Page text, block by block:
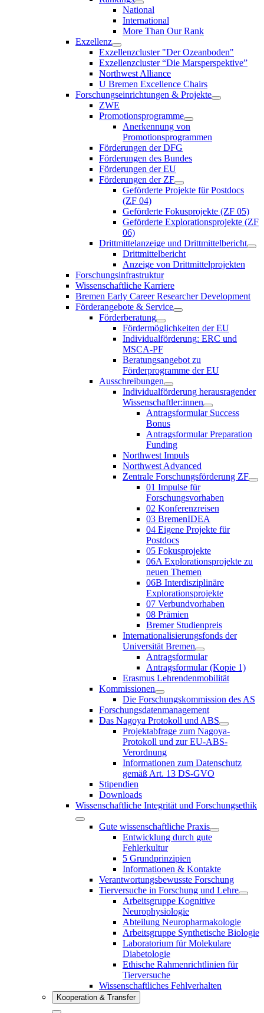
National
International
More Than Our Rank
Exzellenz
Exzellenzcluster "Der Ozeanboden"
Exzellenzcluster “Die Marsperspektive”
Northwest Alliance
U Bremen Excellence Chairs
Forschungseinrichtungen & Projekte
ZWE
Promotionsprogramme
Anerkennung von
Promotionsprogrammen
Förderungen der DFG
Förderungen des Bundes
Förderungen der EU
Förderungen der ZF
Geförderte Projekte für Postdocs
(ZF 04)
Geförderte Fokusprojekte (ZF 05)
Geförderte Explorationsprojekte (ZF
06)
Drittmittelanzeige und Drittmittelbericht
Drittmittelbericht
Anzeige von Drittmittelprojekten
Forschungsinfrastruktur
Wissenschaftliche Karriere
Bremen Early Career Researcher Development
Förderangebote & Service
Förderberatung
Fördermöglichkeiten der EU
Individualförderung: ERC und
MSCA-PF
Beratungsangebot zu
Förderprogramme der EU
Ausschreibungen
Individualförderung herausragender
Wissenschaftler:innen
Antragsformular Success
Bonus
Antragsformular Preparation
Funding
Northwest Impuls
Northwest Advanced
Zentrale Forschungsförderung ZF
01 Impulse für
Forschungsvorhaben
02 Konferenzreisen
03 BremenIDEA
04 Eigene Projekte für
Postdocs
05 Fokusprojekte
06A Explorationsprojekte zu
neuen Themen
06B Interdisziplinäre
Explorationsprojekte
07 Verbundvorhaben
08 Prämien
Bremer Studienpreis
Internationalisierungsfonds der
Universität Bremen
Antragsformular
Antragsformular (Kopie 1)
Erasmus Lehrendenmobilität
Kommissionen
Die Forschungskommission des AS
Forschungsdatenmanagement
Das Nagoya Protokoll und ABS
Projektabfrage zum Nagoya-
Protokoll und zur EU-ABS-
Verordnung
Informationen zum Datenschutz
gemäß Art. 13 DS-GVO
Stipendien
Downloads
Wissenschaftliche Integrität und Forschungsethik
Gute wissenschaftliche Praxis
Entwicklung durch gute
Fehlerkultur
5 Grundprinzipien
Informationen & Kontakte
Verantwortungsbewusste Forschung
Tierversuche in Forschung und Lehre
Arbeitsgruppe Kognitive
Neurophysiologie
Abteilung Neuropharmakologie
Arbeitsgruppe Synthetische Biologie
Laboratorium für Molekulare
Diabetologie
Ethische Rahmenrichtlinien für
Tierversuche
Wissenschaftliches Fehlverhalten
Kooperation & Transfer